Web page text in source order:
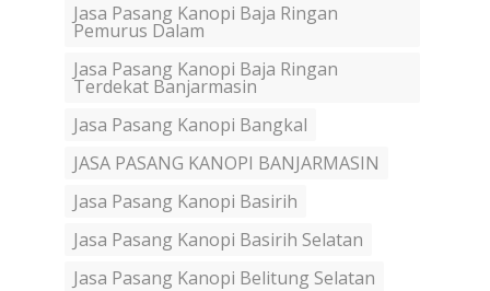
Jasa Pasang Kanopi Baja Ringan
Pemurus Dalam
Jasa Pasang Kanopi Baja Ringan
Terdekat Banjarmasin
Jasa Pasang Kanopi Bangkal
JASA PASANG KANOPI BANJARMASIN
Jasa Pasang Kanopi Basirih
Jasa Pasang Kanopi Basirih Selatan
Jasa Pasang Kanopi Belitung Selatan